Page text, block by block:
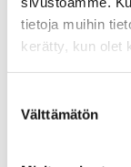
tietoja muihin
kerätty, kun olet
valinta
Välttämätön
hyödyntää
ja osallistaa